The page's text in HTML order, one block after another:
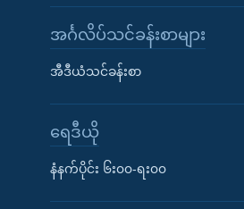
အင်္ဂလိပ်သင်ခန်းစာများ
အီဒီယံသင်ခန်းစာ
ရေဒီယို
နံနက်ပိုင်း ၆း၀၀-ရး၀၀